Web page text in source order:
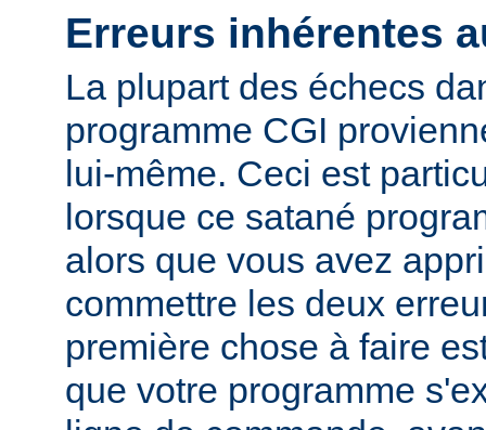
Erreurs inhérentes
La plupart des échecs
programme CGI
lui-même. Ceci est
lorsque ce satané
alors que vous avez
commettre les deux
première chose à faire
que votre programme